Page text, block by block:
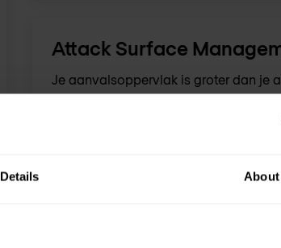
Details About
Attack Surface
Je aanvalsoppervlak is groter dan je
Nomios helpt je alles te ontdekken,
monitoren wat zichtbaar is voor een